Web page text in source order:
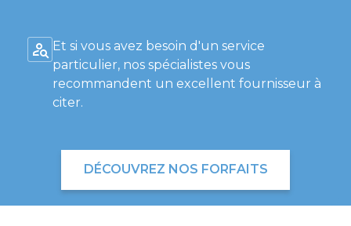
Et si vous avez besoin d'un service
particulier, nos spécialistes vous
recommandent un excellent fournisseur à
citer.
DÉCOUVREZ NOS FORFAITS